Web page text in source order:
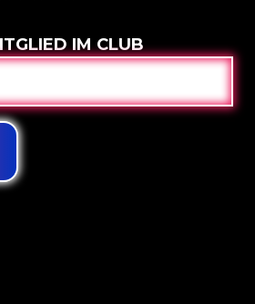
IM CLUB